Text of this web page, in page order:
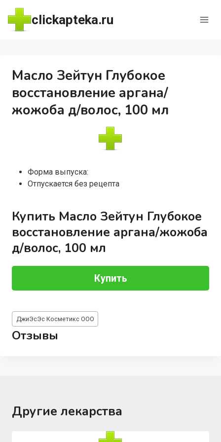
Перейти
содержимому
clickapteka.ru
Масло Зейтун Глубокое
восстановление аргана/
жожоба д/волос, 100 мл
Форма выпуска:
Отпускается без рецепта
Купить Масло Зейтун Глубокое
восстановление аргана/жожоба
д/волос, 100 мл
Купить
Метки
записи:
ДжиЭсЭс Косметикс ООО
Отзывы
Другие лекарства